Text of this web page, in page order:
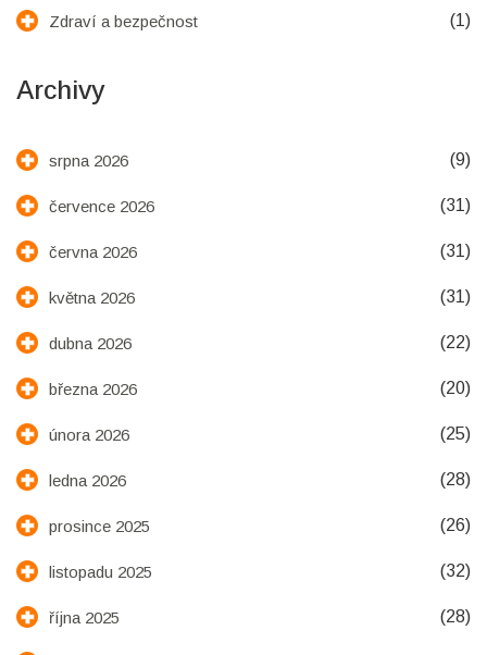
Zdraví a bezpečnost (1)
Archivy
srpna 2026 (9)
července 2026 (31)
června 2026 (31)
května 2026 (31)
dubna 2026 (22)
března 2026 (20)
února 2026 (25)
ledna 2026 (28)
prosince 2025 (26)
listopadu 2025 (32)
října 2025 (28)